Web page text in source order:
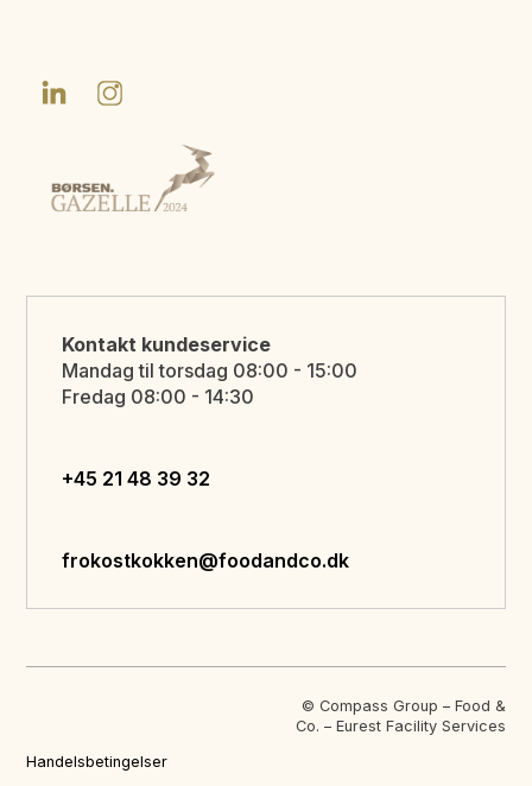
Kontakt kundeservice
Mandag til torsdag 08:00 - 15:00
Fredag 08:00 - 14:30
+45 21 48 39 32
frokostkokken@foodandco.dk
Handelsbetingelser
© Compass Group – Food &
Co. – Eurest Facility Services